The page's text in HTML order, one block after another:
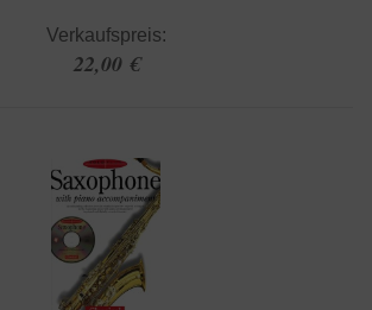
Verkaufspreis:
22,00 €